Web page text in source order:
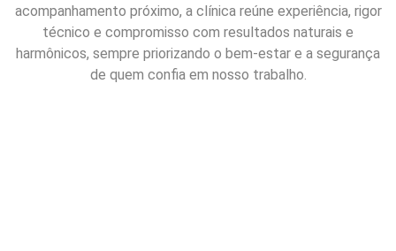
acompanhamento próximo, a clínica reúne experiência, rigor
técnico e compromisso com resultados naturais e
harmônicos, sempre priorizando o bem-estar e a segurança
de quem confia em nosso trabalho.